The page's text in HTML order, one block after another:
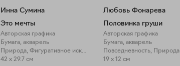
Инна Сумина
Это мечты
Авторская графика
Бумага, акварель
Природа, Фигуративное искусство
42 x 29.7 см
Любовь Фонарева
Половинка груши
Авторская графика
Бумага, акварель
Повседневность, Природа
19 x 12 см